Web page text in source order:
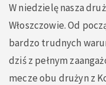
W niedzielę nasza
Włoszczowie. Od
bardzo trudnych
dziś z pełnym
mecze obu drużyn z